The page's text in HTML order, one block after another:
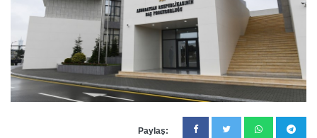
Paylaş: